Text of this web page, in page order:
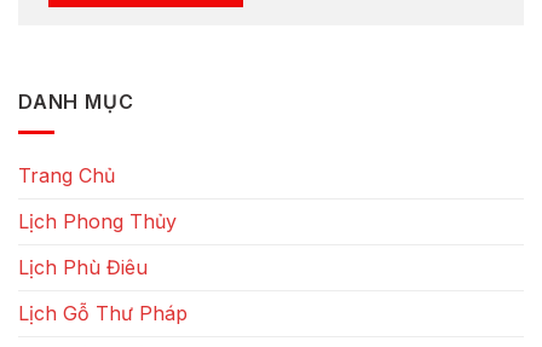
DANH MỤC
Trang Chủ
Lịch Phong Thủy
Lịch Phù Điêu
Lịch Gỗ Thư Pháp